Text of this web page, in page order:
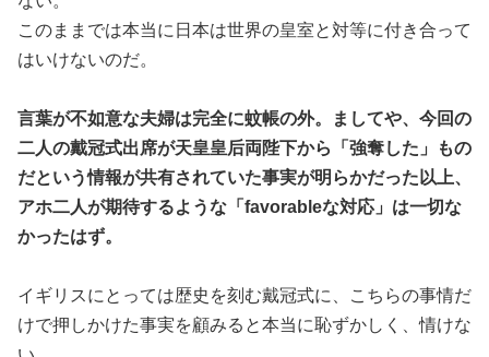
このままでは本当に日本は世界の皇室と対等に付き合って
はいけないのだ。
言葉が不如意な夫婦は完全に蚊帳の外。ましてや、今回の
二人の戴冠式出席が天皇皇后両陛下から「強奪した」もの
だという情報が共有されていた事実が明らかだった以上、
アホ二人が期待するような「favorableな対応」は一切な
かったはず。
イギリスにとっては歴史を刻む戴冠式に、こちらの事情だ
けで押しかけた事実を顧みると本当に恥ずかしく、情けな